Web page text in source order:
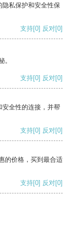
私保护和安全性保
支持[0] 反对[0]
。
支持[0] 反对[0]
全性的连接，并帮
支持[0] 反对[0]
的价格，买到最合适
支持[0] 反对[0]